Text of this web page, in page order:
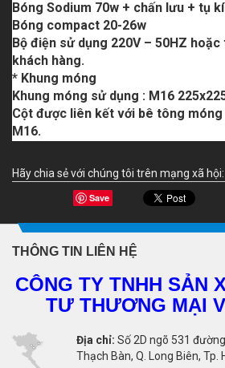
Bóng Sodium 70w + chấn lưu + tụ
Bóng compact 20-26w
Bộ điện sử dụng 220V – 50HZ
khách hàng.
* Khung móng
Khung móng sử dụng : M16
Cột được liên kết với bê tông móng
M16.
Hãy chia sẻ với chúng tôi trên mạng xã hội:
Save
THÔNG TIN LIÊN HỆ
CÔNG TY TNHH SẢN
TƯ THƯƠNG MẠI
Địa chỉ: Số 2D ngõ 531
Thạch Bàn, Q. Long Biên, Tp.